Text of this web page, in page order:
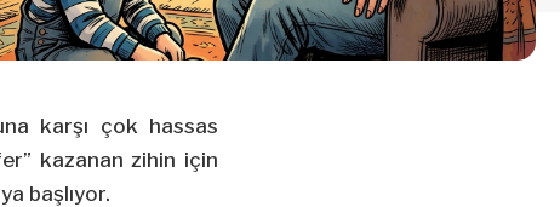
karşı çok hassas
kazanan zihin için
başlıyor.